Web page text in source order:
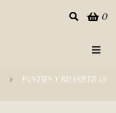
0
PANTIES Y BRASILERAS